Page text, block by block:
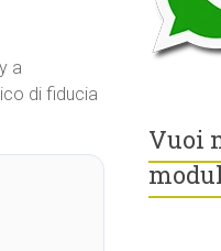
a
di fiducia
Vuoi